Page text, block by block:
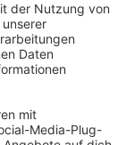
uns. Dazu
die die